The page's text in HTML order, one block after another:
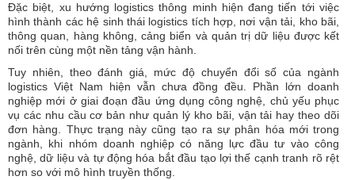
Đặc biệt, xu hướng logistics thông minh hiện đang tiến tới việc
hình thành các hệ sinh thái logistics tích hợp, nơi vận tải, kho bãi,
thông quan, hàng không, cảng biển và quản trị dữ liệu được kết
nối trên cùng một nền tảng vận hành.
Tuy nhiên, theo đánh giá, mức độ chuyển đổi số của ngành
logistics Việt Nam hiện vẫn chưa đồng đều. Phần lớn doanh
nghiệp mới ở giai đoạn đầu ứng dụng công nghệ, chủ yếu phục
vụ các nhu cầu cơ bản như quản lý kho bãi, vận tải hay theo dõi
đơn hàng. Thực trạng này cũng tạo ra sự phân hóa mới trong
ngành, khi nhóm doanh nghiệp có năng lực đầu tư vào công
nghệ, dữ liệu và tự động hóa bắt đầu tạo lợi thế cạnh tranh rõ rệt
hơn so với mô hình truyền thống.